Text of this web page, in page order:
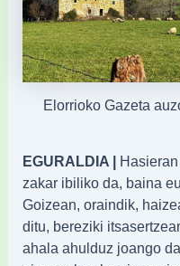
Elorrioko Gazeta
EGURALDIA |
zakar ibiliko da, baina
Goizean, oraindik,
ditu, bereziki
ahala ahulduz joango